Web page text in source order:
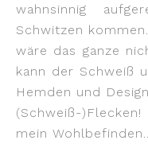
wahnsinnig
Schwitzen
wäre das ganze
kann der Schweiß
Hemden und
(Schweiß-
mein Wohlbefinden…